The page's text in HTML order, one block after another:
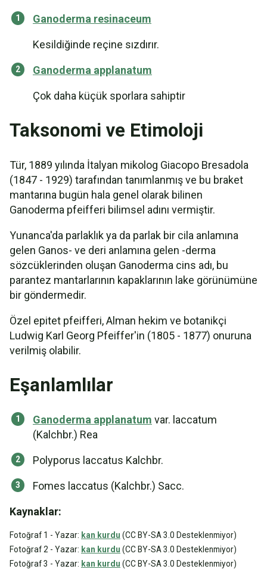
Ganoderma resinaceum
Kesildiğinde reçine sızdırır.
Ganoderma applanatum
Çok daha küçük sporlara sahiptir
Taksonomi ve Etimoloji
Tür, 1889 yılında İtalyan mikolog Giacopo Bresadola
(1847 - 1929) tarafından tanımlanmış ve bu braket
mantarına bugün hala genel olarak bilinen
Ganoderma pfeifferi bilimsel adını vermiştir.
Yunanca'da parlaklık ya da parlak bir cila anlamına
gelen Ganos- ve deri anlamına gelen -derma
sözcüklerinden oluşan Ganoderma cins adı, bu
parantez mantarlarının kapaklarının lake görünümüne
bir göndermedir.
Özel epitet pfeifferi, Alman hekim ve botanikçi
Ludwig Karl Georg Pfeiffer'in (1805 - 1877) onuruna
verilmiş olabilir.
Eşanlamlılar
Ganoderma applanatum var. laccatum
(Kalchbr.) Rea
Polyporus laccatus Kalchbr.
Fomes laccatus (Kalchbr.) Sacc.
Kaynaklar:
Fotoğraf 1 - Yazar: kan kurdu (CC BY-SA 3.0 Desteklenmiyor)
Fotoğraf 2 - Yazar: kan kurdu (CC BY-SA 3.0 Desteklenmiyor)
Fotoğraf 3 - Yazar: kan kurdu (CC BY-SA 3.0 Desteklenmiyor)